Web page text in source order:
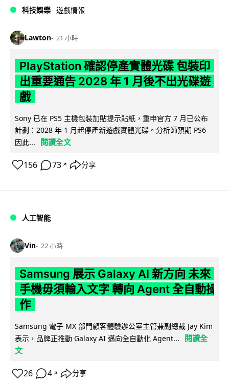
科技娛樂 遊戲情報
Lawton 21 小時
PlayStation 確認停產實體光碟 包裝印
出重要通告 2028 年 1 月後不出光碟遊
戲
Sony 已在 PS5 主機包裝加貼提示貼紙，重申官方 7 月已公布
計劃：2028 年 1 月起停產新遊戲實體光碟。分析師預期 PS6
因此...
閱讀全文
156 73 ↗ 分享
人工智能
Vin 22 小時
Samsung 展示 Galaxy AI 新方向 未來
手機毋須輸入文字 轉向 Agent 全自動操
作
Samsung 電子 MX 部門顧客體驗辦公室主管兼副總裁 Jay Kim
表示，品牌正推動 Galaxy AI 邁向全自動化 Agent...
閱讀全
文
26 4 ↗ 分享